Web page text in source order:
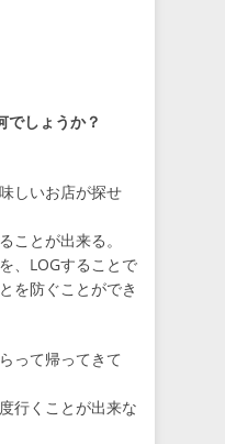
しょうか？
しいお店が探せ
ことが出来る。
、LOGすることで
を防ぐことができ
って帰ってきて
行くことが出来な